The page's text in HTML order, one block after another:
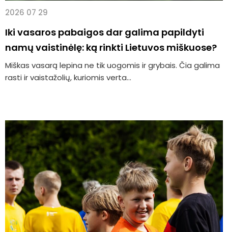
2026 07 29
Iki vasaros pabaigos dar galima papildyti
namų vaistinėlę: ką rinkti Lietuvos miškuose?
Miškas vasarą lepina ne tik uogomis ir grybais. Čia galima
rasti ir vaistažolių, kuriomis verta...